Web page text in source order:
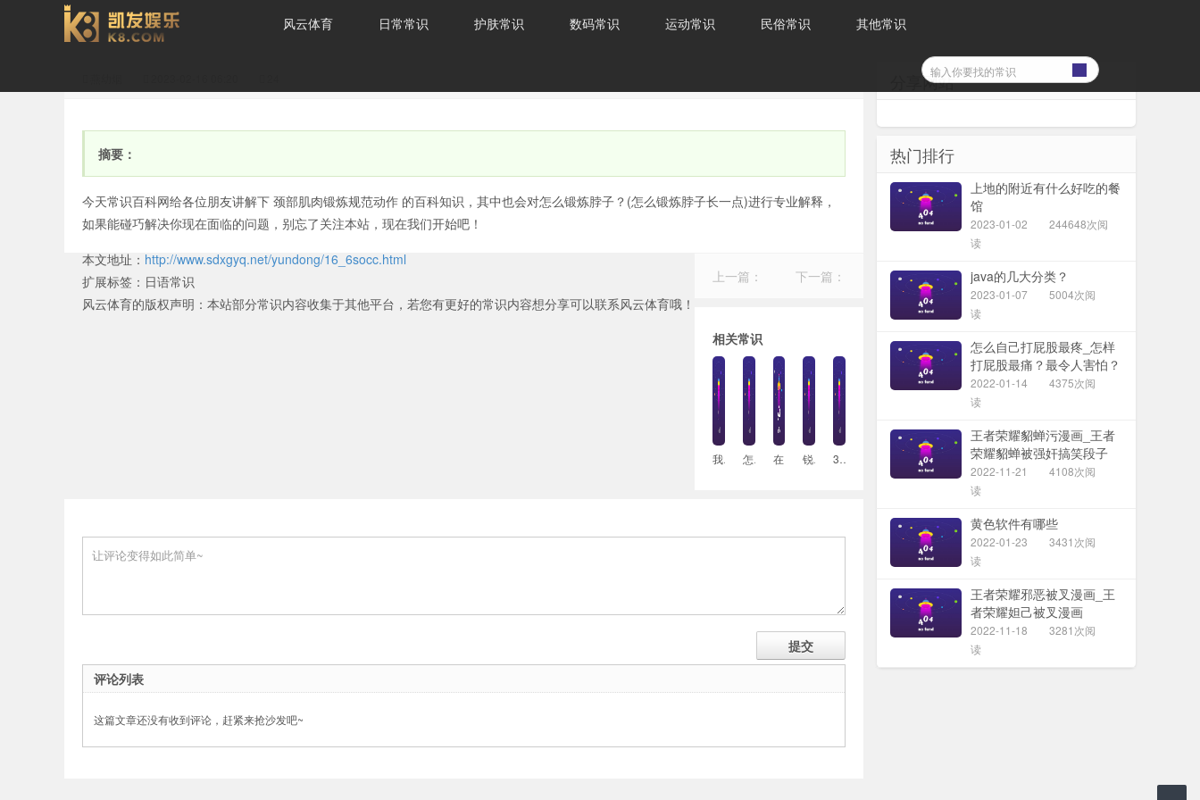
怎么锻炼脖子？(怎么锻
炼脖子长一点)-风云体育
风云体育 日常常识 护肤常识 数码常识 运动常识 民俗常识 其他常识
摘要：
今天常识百科网给各位朋友讲解下 颈部肌肉锻炼规范动作 的百科知识，其中也会对怎么锻炼脖子？(怎么锻炼脖子长一点)进行专业解释，
如果能碰巧解决你现在面临的问题，别忘了关注本站，现在我们开始吧！
本文地址： http://www.sdxgyq.net/yundong/16_6socc.html
扩展标签： 日语常识
风云体育的版权声明： 本站部分常识内容收集于其他平台，若您有更好的常识内容想分享可以联系风云体育哦！
上一篇： 下一篇：
相关常识
我大腿上肥肉很多 什么能运动能快速减掉呢 怎样快速治疗肌肉拉伤？ 在家中没有器械，如何锻炼自己的背部？ 锐星健身学院的导师都包括哪些？ 3.使上肢运动的肌肉中，哪些肌肉在浅层？哪些肌肉位深层
评论列表
这篇文章还没有收到评论，赶紧来抢沙发吧~
分享网站
热门排行
上地的附近有什么好吃的餐
馆
2023-01-02
244648次阅
读
java的几大分类？
2023-01-07
5004次阅
读
怎么自己打屁股最疼_怎样
打屁股最痛？最令人害怕？
（求自虐）
2022-01-14
4375次阅
读
王者荣耀貂蝉污漫画_王者
荣耀貂蝉被强奸搞笑段子
2022-11-21
4108次阅
读
黄色软件有哪些
2022-01-23
3431次阅
读
王者荣耀邪恶被叉漫画_王
者荣耀妲己被叉漫画
2022-11-18
3281次阅
读